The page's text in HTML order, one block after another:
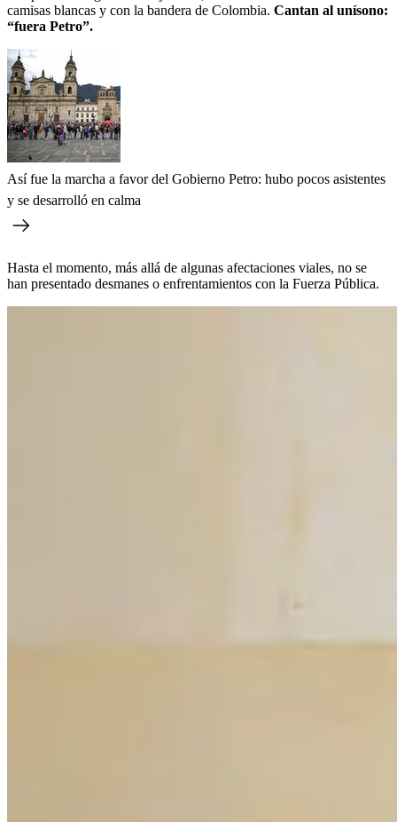
camisas blancas y con la bandera de Colombia. Cantan al unísono:
“fuera Petro”.
Así fue la marcha a favor del Gobierno Petro: hubo pocos asistentes
y se desarrolló en calma
Hasta el momento, más allá de algunas afectaciones viales, no se
han presentado desmanes o enfrentamientos con la Fuerza Pública.